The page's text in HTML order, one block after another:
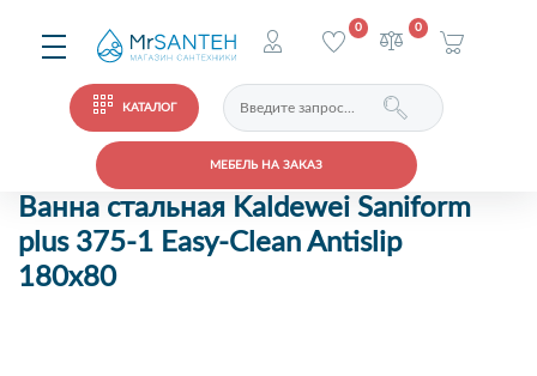
КАТАЛОГ
МЕБЕЛЬ НА ЗАКАЗ
0 0
Ванна стальная Kaldewei Saniform
plus 375-1 Easy-Clean Antislip
180x80